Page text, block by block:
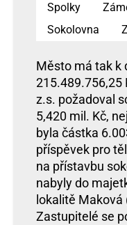
Spolky
Sokolovna
Město má tak k
215.489.756,25
z.s. požadoval
5,420 mil. Kč,
byla částka
příspěvek pro
na přístavbu
nabyly do
lokalitě
Zastupitelé se